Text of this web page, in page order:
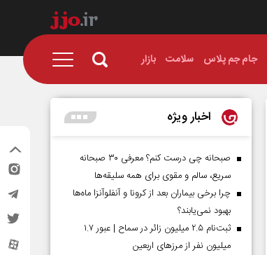
جام جم پلاس سلامت بازار
اخبار ویژه
صبحانه چی درست کنم؟ معرفی ۳۰ صبحانه
سریع، سالم و مقوی برای همه سلیقه‌ها
چرا برخی بیماران بعد از کرونا و آنفلوآنزا ماه‌ها
بهبود نمی‌یابند؟
ثبت‌نام ۲.۵ میلیون زائر در سماح | عبور ۱.۷
میلیون نفر از مرز‌های اربعین